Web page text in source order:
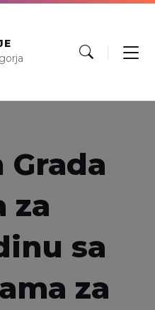
Grada
za
sa
za